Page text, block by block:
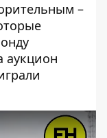
–
аукцион